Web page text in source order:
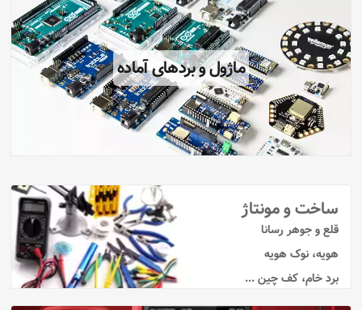
ماژول و بردهای آماده
ساخت و مونتاژ
قلع و جوهر رسانا
هویه، نوک هویه
برد خام، کف چین ...